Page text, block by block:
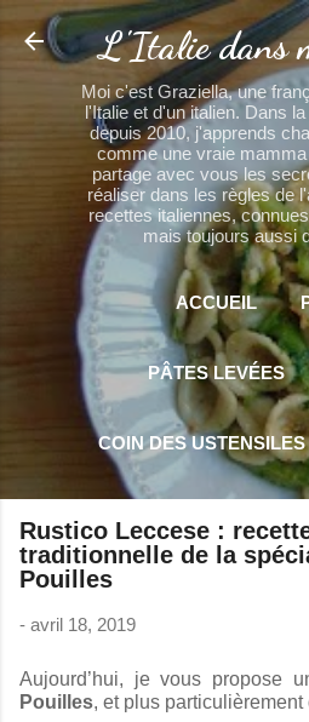
Accéder au
L'Italie dans
Moi c'est Graziella, une
l'Italie et d'un italien. Dans
depuis 2010, j'apprends
comme une vraie
partage avec vous les
réaliser dans les règles de
recettes italiennes,
mais toujours aussi
ACCUEIL
PÂTES LEVÉES
COIN DES USTENSILES
PLUS… MES
Rustico Leccese :
traditionnelle de la
Pouilles
- avril 18, 2019
Aujourd’hui, je vous propose
Pouilles, et plus particulièrement